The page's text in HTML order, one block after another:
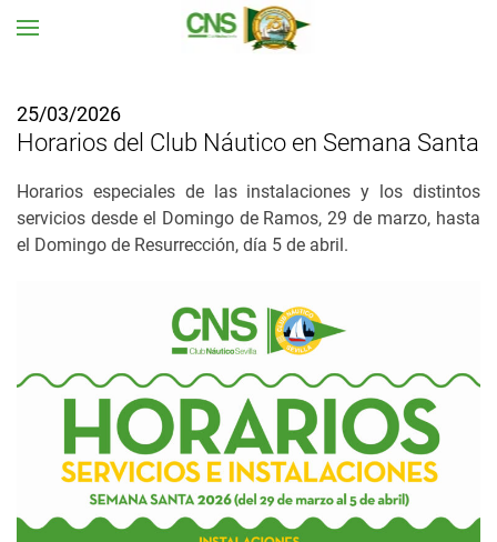
25/03/2026
Horarios del Club Náutico en Semana Santa
Horarios especiales de las instalaciones y los distintos
servicios desde el Domingo de Ramos, 29 de marzo, hasta
el Domingo de Resurrección, día 5 de abril.